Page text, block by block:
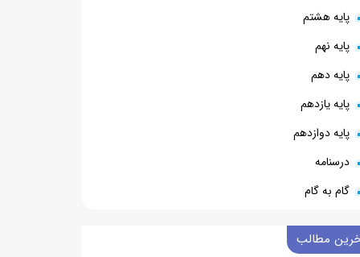
پایه هشتم
پایه نهم
پایه دهم
پایه یازدهم
پایه دوازدهم
درسنامه
گام به گام
مطالب